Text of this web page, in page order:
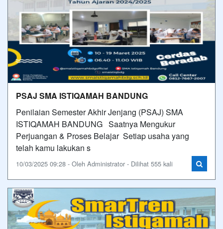
PSAJ SMA ISTIQAMAH BANDUNG
Penilaian Semester Akhir Jenjang (PSAJ) SMA
ISTIQAMAH BANDUNG Saatnya Mengukur
Perjuangan & Proses Belajar Setiap usaha yang
telah kamu lakukan s
10/03/2025 09:28 - Oleh Administrator - Dilihat 555 kali